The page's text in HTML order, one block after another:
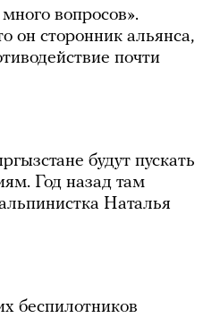
вопросов».
он сторонник альянса,
почти
будут пускать
Год назад там
Наталья
беспилотников